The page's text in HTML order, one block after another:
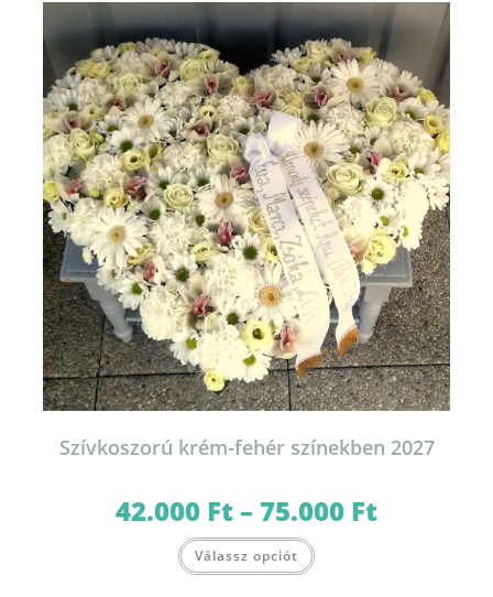
van.
A
változatok
a
termékoldalon
választhatók
ki
Szívkoszorú krém-fehér színekben 2027
42.000 Ft– 75.000 Ft42.000 Ft
Válassz opciót a